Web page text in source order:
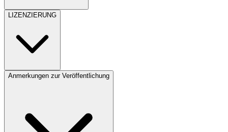
LIZENZIERUNG
Anmerkungen zur Veröffentlichung